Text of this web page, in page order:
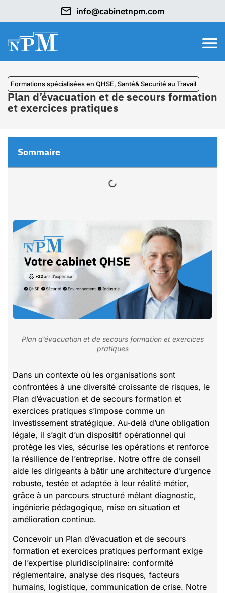
info@cabinetnpm.com
⁠Formations spécialisées en QHSE, Santé& Securité au Travail
Plan d’évacuation et de secours formation
et exercices pratiques
Plan d’évacuation et de secours formation et exercices
pratiques
Dans un contexte où les organisations sont
confrontées à une diversité croissante de risques, le
Plan d’évacuation et de secours formation et
exercices pratiques s’impose comme un
investissement stratégique. Au-delà d’une obligation
légale, il s’agit d’un dispositif opérationnel qui
protège les vies, sécurise les opérations et renforce
la résilience de l’entreprise. Notre offre de conseil
aide les dirigeants à bâtir une architecture d’urgence
robuste, testée et adaptée à leur réalité métier,
grâce à un parcours structuré mêlant diagnostic,
ingénierie pédagogique, mise en situation et
amélioration continue.
Concevoir un Plan d’évacuation et de secours
formation et exercices pratiques performant exige
de l’expertise pluridisciplinaire: conformité
réglementaire, analyse des risques, facteurs
humains, logistique, communication de crise. Notre
Sommaire